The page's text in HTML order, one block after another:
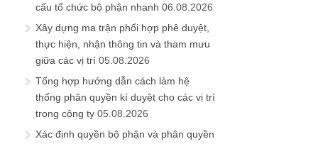
cấu tổ chức bộ phận nhanh 06.08.2026
Xây dựng ma trận phối hợp phê duyệt,
thực hiện, nhận thông tin và tham mưu
giữa các vị trí 05.08.2026
Tổng hợp hướng dẫn cách làm hệ
thống phân quyền kí duyệt cho các vị trí
trong công ty 05.08.2026
Xác định quyền bộ phận và phân quyền